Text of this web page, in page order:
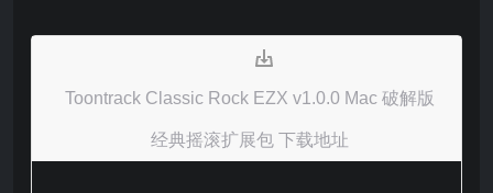
Toontrack Classic Rock EZX v1.0.0 Mac 破解版
经典摇滚扩展包 下载地址